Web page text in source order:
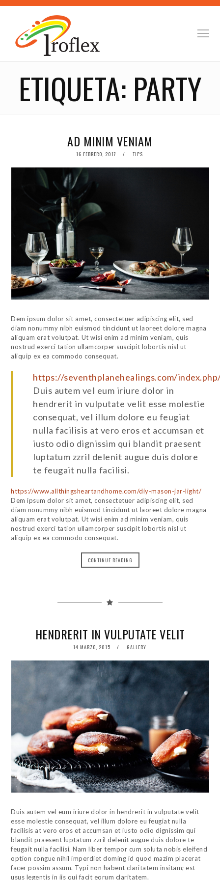
ETIQUETA: PARTY
AD MINIM VENIAM
POSTED
16 FEBRERO, 2017 TIPS
Dem ipsum dolor sit amet, consectetuer adipiscing elit, sed
diam nonummy nibh euismod tincidunt ut laoreet dolore magna
aliquam erat volutpat. Ut wisi enim ad minim veniam, quis
nostrud exerci tation ullamcorper suscipit lobortis nisl ut
aliquip ex ea commodo consequat.
https://seventhplanehealings.com/
Duis autem vel eum iriure dolor in
hendrerit in vulputate velit esse molestie
consequat, vel illum dolore eu feugiat
nulla facilisis at vero eros et accumsan et
iusto odio dignissim qui blandit praesent
luptatum zzril delenit augue duis dolore
te feugait nulla facilisi.
https://www.allthingsheartandhome.com/diy-mason-jar-light/
Dem ipsum dolor sit amet, consectetuer adipiscing elit, sed
diam nonummy nibh euismod tincidunt ut laoreet dolore magna
aliquam erat volutpat. Ut wisi enim ad minim veniam, quis
nostrud exerci tation ullamcorper suscipit lobortis nisl ut
aliquip ex ea commodo consequat.
CONTINUE READING
HENDRERIT IN VULPUTATE VELIT
POSTED
14 MARZO, 2015 GALLERY
Duis autem vel eum iriure dolor in hendrerit in vulputate velit
esse molestie consequat, vel illum dolore eu feugiat nulla
facilisis at vero eros et accumsan et iusto odio dignissim qui
blandit praesent luptatum zzril delenit augue duis dolore te
feugait nulla facilisi. Nam liber tempor cum soluta nobis eleifend
option congue nihil imperdiet doming id quod mazim placerat
facer possim assum. Typi non habent claritatem insitam; est
usus legentis in iis qui facit eorum claritatem.